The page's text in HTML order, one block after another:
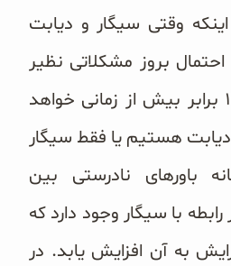
وقتی سیگار و دیابت
بروز مشکلاتی نظیر
ناراحتی های قلبی ۱۴ برابر بیش از زمانی خواهد
دیابت هستیم یا فقط سیگار
باورهای نادرستی بین
با سیگار وجود دارد که
به آن افزایش یابد. در